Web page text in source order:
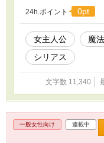
24h.ポイント 0pt
女主人公 魔法
シリアス
文字数 11,340
一般女性向け 連載中